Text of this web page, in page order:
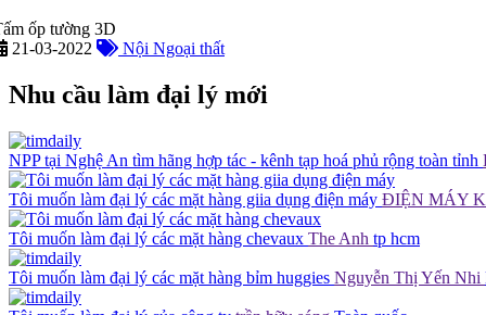
ốp tường 3D
21-03-2022
Nội Ngoại thất
Nhu cầu làm đại lý mới
NPP tại Nghệ An tìm hãng hợp tác - kênh tạp hoá phủ rộng toàn tỉnh
Tôi muốn làm đại lý các mặt hàng giia dụng điện máy ĐIỆN MÁY
Tôi muốn làm đại lý các mặt hàng chevaux The Anh tp hcm
Tôi muốn làm đại lý các mặt hàng bỉm huggies Nguyễn Thị Yến Nhi